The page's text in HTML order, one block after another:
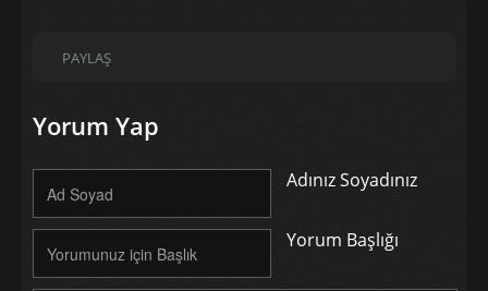
PAYLAŞ
Yorum Yap
Adınız Soyadınız
Yorum Başlığı